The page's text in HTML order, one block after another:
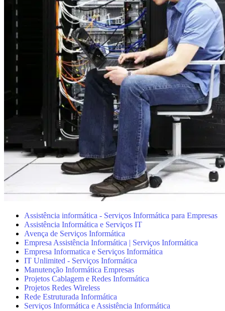
Assistência informática - Serviços Informática para Empresas
Assistência Informática e Serviços IT
Avença de Serviços Informática
Empresa Assistência Informática | Serviços Informática
Empresa Informatica e Serviços Informática
IT Unlimited - Serviços Informática
Manutenção Informática Empresas
Projetos Cablagem e Redes Informática
Projetos Redes Wireless
Rede Estruturada Informática
Serviços Informática e Assistência Informática